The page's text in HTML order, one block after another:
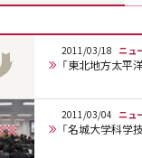
2011/03/18 ニュ
「東北地方太平
2011/03/04 ニュ
「名城大学科